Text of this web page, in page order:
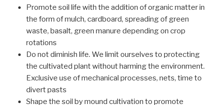
Promote soil life with the addition of organic matter in
the form of mulch, cardboard, spreading of green
waste, basalt, green manure depending on crop
rotations
Do not diminish life. We limit ourselves to protecting
the cultivated plant without harming the environment.
Exclusive use of mechanical processes, nets, time to
divert pasts
Shape the soil by mound cultivation to promote